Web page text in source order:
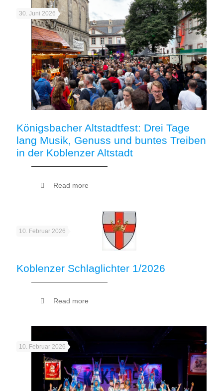
30. Juni 2026
Königsbacher Altstadtfest: Drei Tage
lang Musik, Genuss und buntes Treiben
in der Koblenzer Altstadt
Read more
10. Februar 2026
Koblenzer Schlaglichter 1/2026
Read more
10. Februar 2026